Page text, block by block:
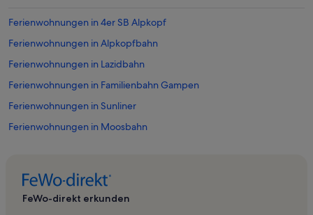
Ferienwohnungen in 4er SB Alpkopf
Ferienwohnungen in Alpkopfbahn
Ferienwohnungen in Lazidbahn
Ferienwohnungen in Familienbahn Gampen
Ferienwohnungen in Sunliner
Ferienwohnungen in Moosbahn
Ferienwohnungen in Serfaus
FeWo-direkt erkunden